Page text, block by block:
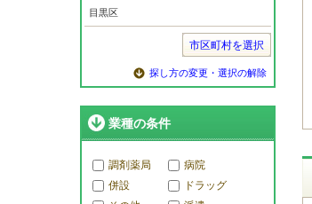
目黒区
市区町村を選択
探し方の変更・選択の解除
業種の条件
調剤薬局
病院
併設
ドラッグ